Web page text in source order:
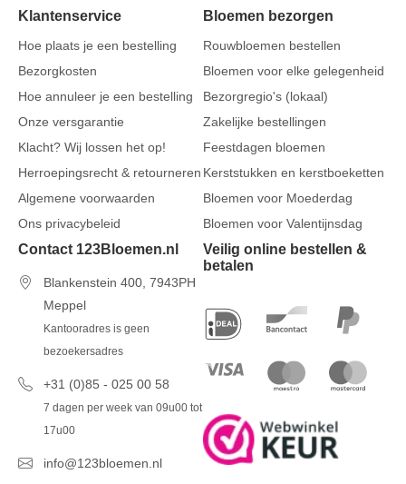
Klantenservice
Hoe plaats je een bestelling
Bezorgkosten
Hoe annuleer je een bestelling
Onze versgarantie
Klacht? Wij lossen het op!
Herroepingsrecht & retourneren
Algemene voorwaarden
Ons privacybeleid
Bloemen bezorgen
Rouwbloemen bestellen
Bloemen voor elke gelegenheid
Bezorgregio's (lokaal)
Zakelijke bestellingen
Feestdagen bloemen
Kerststukken en kerstboeketten
Bloemen voor Moederdag
Bloemen voor Valentijnsdag
Contact 123Bloemen.nl
Blankenstein 400, 7943PH
Meppel
Kantooradres is geen
bezoekersadres
+31 (0)85 - 025 00 58
7 dagen per week van 09u00 tot
17u00
info@123bloemen.nl
Veilig online bestellen &
betalen